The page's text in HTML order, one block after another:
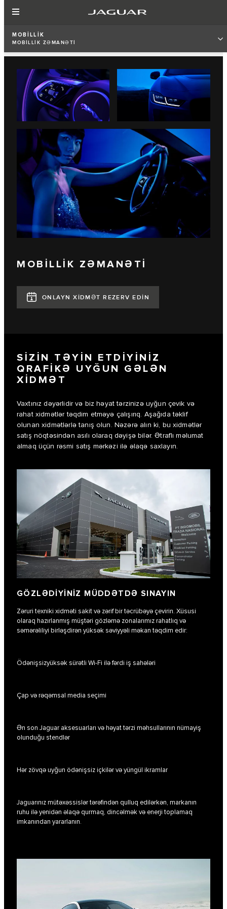
MOBİLLİK
MOBİLLİK ZƏMANƏTİ
MOBİLLİK ZƏMANƏTİ
ONLAYN XİDMƏT REZERV EDİN
SİZİN TƏYİN ETDİYİNİZ
QRAFİKƏ UYĞUN GƏLƏN
XİDMƏT
Vaxtınız dəyərlidir və biz həyat tərzinizə uyğun çevik və
rahat xidmətlər təqdim etməyə çalışırıq. Aşağıda təklif
olunan xidmətlərlə tanış olun. Nəzərə alın ki, bu xidmətlər
satış nöqtəsindən asılı olaraq dəyişə bilər. Ətraflı məlumat
almaq üçün rəsmi satış mərkəzi ilə əlaqə saxlayın.
GÖZLƏDIYINIZ MÜDDƏTDƏ SINAYIN
Zəruri texniki xidməti sakit və zərif bir təcrübəyə çevirin. Xüsusi
olaraq hazırlanmış müştəri gözləmə zonalarımız rahatlıq və
səmərəliliyi birləşdirən yüksək səviyyəli məkan təqdim edir:
Ödənişsizyüksək sürətli Wi-Fi ilə fərdi iş sahələri
Çap və rəqəmsal media seçimi
Ən son Jaguar aksesuarları və həyat tərzi məhsullarının nümayiş
olunduğu stendlər
Hər zövqə uyğun ödənişsiz içkilər və yüngül ikramlar
Jaguarınız mütəxəssislər tərəfindən qulluq edilərkən, markanın
ruhu ilə yenidən əlaqə qurmaq, dincəlmək və enerji toplamaq
imkanından yararlanın.